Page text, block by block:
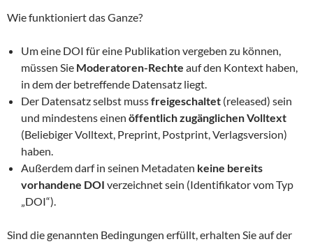
Wie funktioniert das Ganze?
Um eine DOI für eine Publikation vergeben zu können,
müssen Sie Moderatoren-Rechte auf den Kontext haben,
in dem der betreffende Datensatz liegt.
Der Datensatz selbst mussfreigeschaltet (released) sein
und mindestens einen öffentlich zugänglichen Volltext
(Beliebiger Volltext, Preprint, Postprint, Verlagsversion)
haben.
Außerdem darf in seinen Metadaten keine bereits
vorhandene DOI verzeichnet sein (Identifikator vom Typ
„DOI“).
Sind die genannten Bedingungen erfüllt, erhalten Sie auf der